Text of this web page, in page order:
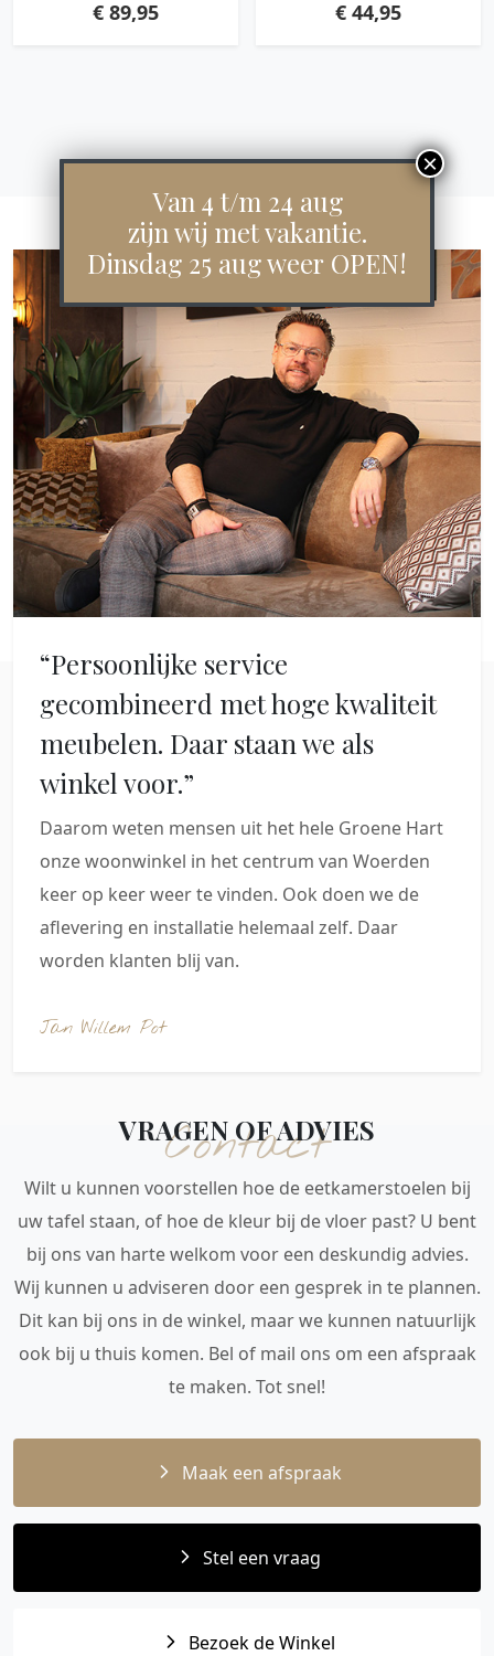
€89,95 € 44,95
“Persoonlijke service
gecombineerd met hoge kwaliteit
meubelen. Daar staan we als
winkel voor.”
Daarom weten mensen uit het hele Groene Hart
onze woonwinkel in het centrum van Woerden
keer op keer weer te vinden. Ook doen we de
aflevering en installatie helemaal zelf. Daar
worden klanten blij van.
Jan Willem Pot
Contact
VRAGEN OF ADVIES
Wilt u kunnen voorstellen hoe de eetkamerstoelen bij
uw tafel staan, of hoe de kleur bij de vloer past? U bent
bij ons van harte welkom voor een deskundig advies.
Wij kunnen u adviseren door een gesprek in te plannen.
Dit kan bij ons in de winkel, maar we kunnen natuurlijk
ook bij u thuis komen. Bel of mail ons om een afspraak
te maken. Tot snel!
Maak een afspraak
Stel een vraag
Bezoek de Winkel
Van 4 t/m 24 aug
zijn wij met vakantie.
Dinsdag 25 aug weer OPEN!